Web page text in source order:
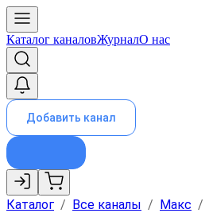
Каталог каналовЖурналО нас
Добавить канал
Каталог / Все каналы / Макс /